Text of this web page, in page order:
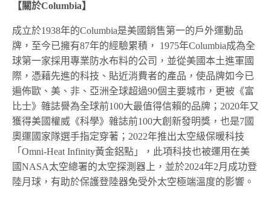
【關於Columbia】
成立於1938年的Columbia是美國銷售第一的戶外運動品
牌，至今已擁有87年的經驗累積， 1975年Columbia成為全
球第一家採用專業防水布料的公司，並從美國本土進軍國
際，憑藉先進的科技、貼近消費者的產品，使品牌如今已
遍佈歐、美、非、亞洲全球超過90個主要城市，更被《富
比士》雜誌譽為全球前100大最值得信賴的品牌；2020年又
獲得美國權威《科學》雜誌前100大創新發明獎，也是7國
奧運國家隊選手指定穿著；2022年推出太空級保暖科技
「Omni-Heat Infinity黃金鋁點」，此項科技也被運用在美
國NASA太空總署的太空探測器上，並於2024年2月成功登
陸月球，有助於保護登陸器免受外太空極端溫度的影響。